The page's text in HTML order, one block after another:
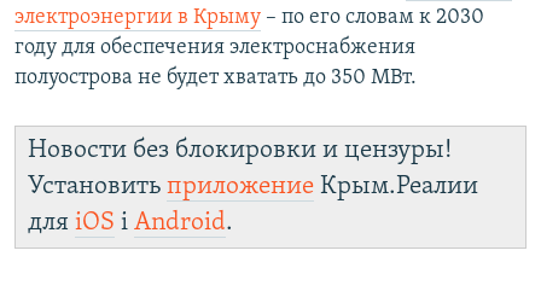
электроэнергии в Крыму – по его словам к 2030
году для обеспечения электроснабжения
полуострова не будет хватать до 350 МВт.
Новости без блокировки и цензуры!
Установить приложение Крым.Реалии
для iOS і Android.